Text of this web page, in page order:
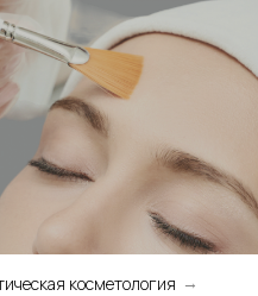
косметология →